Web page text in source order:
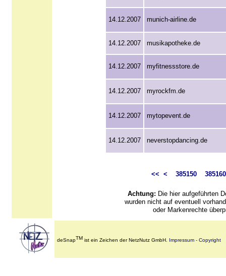
14.12.2007 munich-airline.de
14.12.2007 musikapotheke.de
14.12.2007 myfitnessstore.de
14.12.2007 myrockfm.de
14.12.2007 mytopevent.de
14.12.2007 neverstopdancing.de
<< < 385150 385160
Achtung: Die hier aufgeführten
wurden nicht auf eventuell
oder Markenrechte
deSnapTM ist ein Zeichen der NetzNutz GmbH. Impressum - Copyright